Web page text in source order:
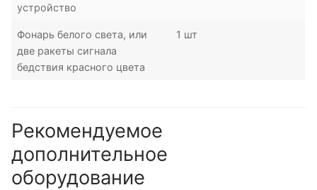
устройство
Фонарь белого света, или
две ракеты сигнала
бедствия красного цвета
1 шт
Рекомендуемое
дополнительное
оборудование